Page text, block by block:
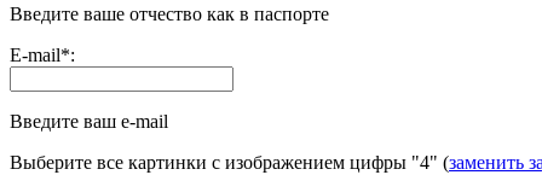
Введите ваше отчество как в паспорте
E-mail*:
Введите ваш e-mail
Выберите все картинки с изображением цифры "4" (заменить